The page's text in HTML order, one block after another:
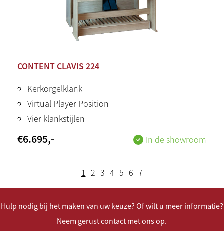
CONTENT CLAVIS 224
Kerkorgelklank
Virtual Player Position
Vier klankstijlen
€6.695,- In de showroom
1 2 3 4 5 6 7
Hulp nodig bij het maken van uw keuze? Of wilt u meer informatie?
Neem gerust contact met ons op.